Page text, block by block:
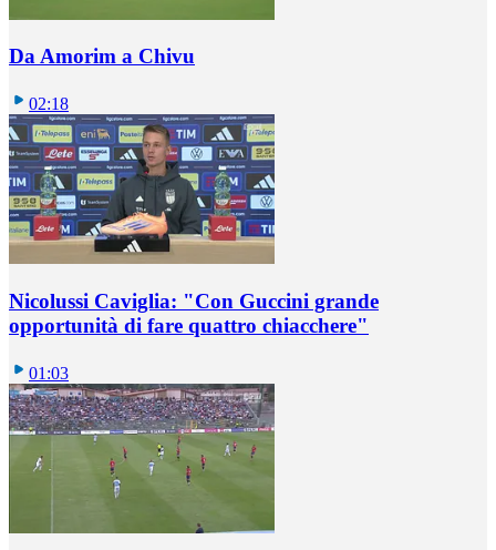
Da Amorim a Chivu
02:18
Nicolussi Caviglia: "Con Guccini grande
opportunità di fare quattro chiacchere"
01:03